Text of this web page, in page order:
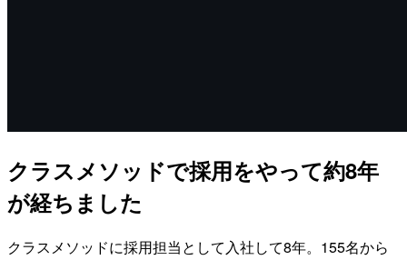
クラスメソッドで採用をやって約8年
が経ちました
クラスメソッドに採用担当として入社して8年。155名から